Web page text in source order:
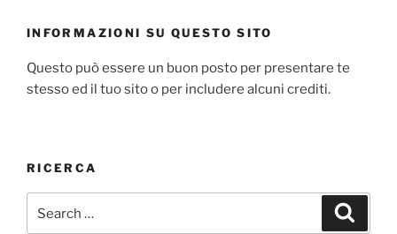
INFORMAZIONI SU QUESTO SITO
Questo può essere un buon posto per presentare te
stesso ed il tuo sito o per includere alcuni crediti.
RICERCA
for: